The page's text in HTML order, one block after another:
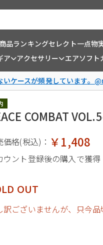
品ランキングセレクト一点物
ア アクセサリー エアソフト
ケースが頻発しています。
COMBAT
価格(税込)： ￥1,408
ウント登録後の購入で獲得
OUT
訳ございませんが、只今品